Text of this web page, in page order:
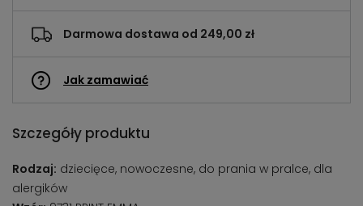
Darmowa dostawa od 249,00 zł
Jak zamawiać
Szczegóły produktu
Rodzaj: dziecięce, nowoczesne, do prania w pralce, dla
alergików